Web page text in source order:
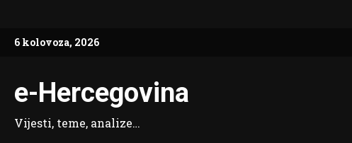
content
6 kolovoza, 2026
e-Hercegovina
Vijesti, teme, analize…